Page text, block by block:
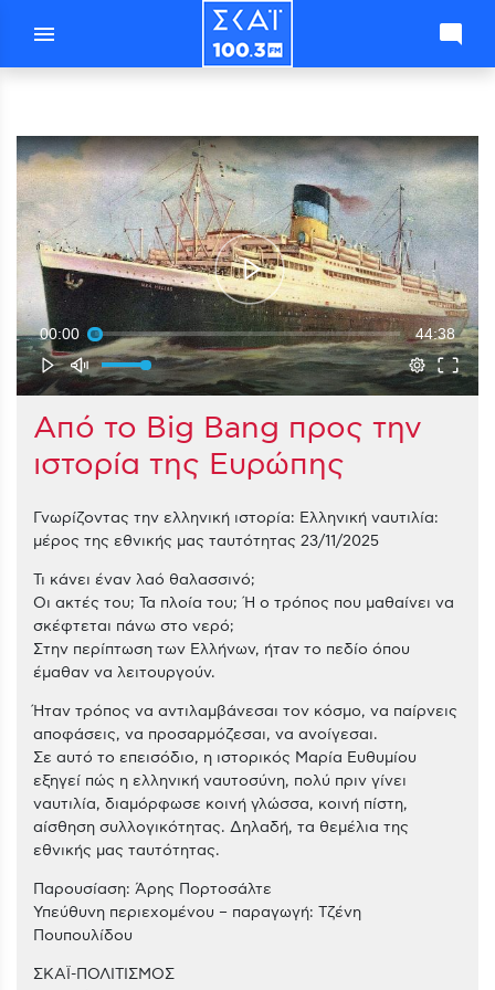
menu mode_comment
00:00 44:38
Aπό το Big Bang προς την
ιστορία της Ευρώπης
Γνωρίζοντας την ελληνική ιστορία: Ελληνική ναυτιλία:
μέρος της εθνικής μας ταυτότητας 23/11/2025
Τι κάνει έναν λαό θαλασσινό;
Οι ακτές του; Τα πλοία του; Ή ο τρόπος που μαθαίνει να
σκέφτεται πάνω στο νερό;
Στην περίπτωση των Ελλήνων, ήταν το πεδίο όπου
έμαθαν να λειτουργούν.
Ήταν τρόπος να αντιλαμβάνεσαι τον κόσμο, να παίρνεις
αποφάσεις, να προσαρμόζεσαι, να ανοίγεσαι.
Σε αυτό το επεισόδιο, η ιστορικός Μαρία Ευθυμίου
εξηγεί πώς η ελληνική ναυτοσύνη, πολύ πριν γίνει
ναυτιλία, διαμόρφωσε κοινή γλώσσα, κοινή πίστη,
αίσθηση συλλογικότητας. Δηλαδή, τα θεμέλια της
εθνικής μας ταυτότητας.
Παρουσίαση: Άρης Πορτοσάλτε
Υπεύθυνη περιεχομένου – παραγωγή: Τζένη
Πουπουλίδου
ΣΚΑΪ-ΠΟΛΙΤΙΣΜΟΣ